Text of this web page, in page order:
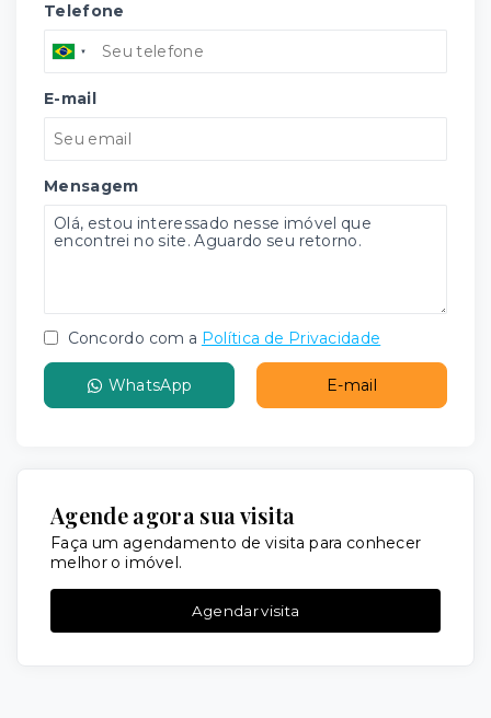
Telefone
E-mail
Mensagem
Concordo com a Política de Privacidade
WhatsApp E-mail
Agende agora sua visita
Faça um agendamento de visita para conhecer
melhor o imóvel.
Agendar visita